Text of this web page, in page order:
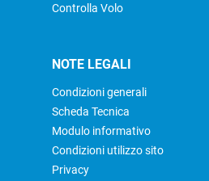
Controlla Volo
NOTE LEGALI
Condizioni generali
Scheda Tecnica
Modulo informativo
Condizioni utilizzo sito
Privacy